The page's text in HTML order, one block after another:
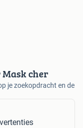
cher
je zoekopdracht en de